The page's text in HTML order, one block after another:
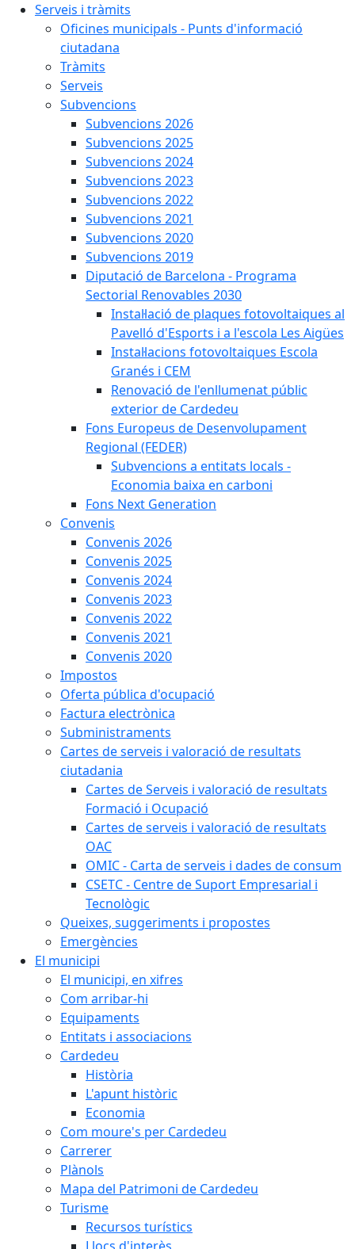
Serveis i tràmits
Oficines municipals - Punts d'informació
ciutadana
Tràmits
Serveis
Subvencions
Subvencions 2026
Subvencions 2025
Subvencions 2024
Subvencions 2023
Subvencions 2022
Subvencions 2021
Subvencions 2020
Subvencions 2019
Diputació de Barcelona - Programa
Sectorial Renovables 2030
Instal·lació de plaques fotovoltaiques al
Pavelló d'Esports i a l'escola Les Aigües
Instal·lacions fotovoltaiques Escola
Granés i CEM
Renovació de l'enllumenat públic
exterior de Cardedeu
Fons Europeus de Desenvolupament
Regional (FEDER)
Subvencions a entitats locals -
Economia baixa en carboni
Fons Next Generation
Convenis
Convenis 2026
Convenis 2025
Convenis 2024
Convenis 2023
Convenis 2022
Convenis 2021
Convenis 2020
Impostos
Oferta pública d'ocupació
Factura electrònica
Subministraments
Cartes de serveis i valoració de resultats
ciutadania
Cartes de Serveis i valoració de resultats
Formació i Ocupació
Cartes de serveis i valoració de resultats
OAC
OMIC - Carta de serveis i dades de consum
CSETC - Centre de Suport Empresarial i
Tecnològic
Queixes, suggeriments i propostes
Emergències
El municipi
El municipi, en xifres
Com arribar-hi
Equipaments
Entitats i associacions
Cardedeu
Història
L'apunt històric
Economia
Com moure's per Cardedeu
Carrerer
Plànols
Mapa del Patrimoni de Cardedeu
Turisme
Recursos turístics